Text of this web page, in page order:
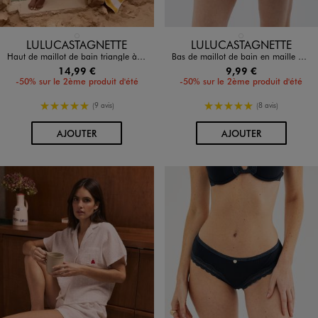
Disponible en 1 coloris
LULUCASTAGNETTE
Haut de maillot de bain triangle à bretelles multipositions femme - LuluCastagnette
14,99 €
-50% sur le 2ème produit d'été
5/5 de moyenne
(9 avis)
AJOUTERAU PANIER
Disponible en 1 coloris
LULUCASTAGNETTE
Bas de maillot de bain en maille gaufrée femme - LuluCastagnette
9,99 €
-50% sur le 2ème produit d'été
5/5 de moyenne
(8 avis)
AJOUTERAU PANIER